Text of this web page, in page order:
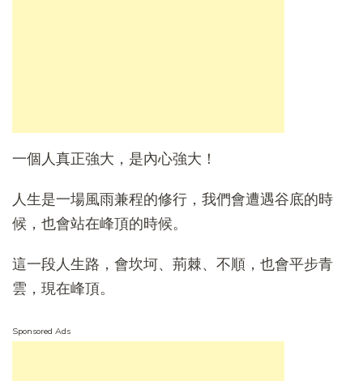
一個人真正強大，是內心強大！
人生是一場風雨兼程的修行，我們會遭遇谷底的時
候，也會站在峰頂的時候。
這一段人生路，會坎坷、荊棘、不順，也會平步青
雲，現在峰頂。
Sponsored Ads